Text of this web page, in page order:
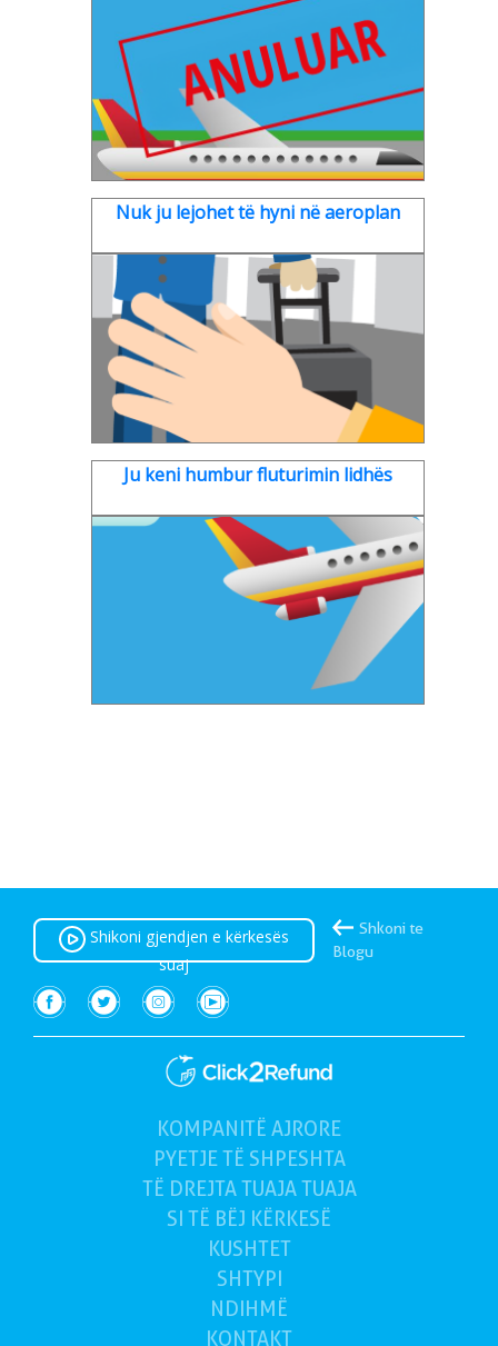
Nuk ju lejohet të hyni në aeroplan
Ju keni humbur fluturimin lidhës
Shikoni gjendjen e kërkesës
suaj
Shkoni te
Blogu
KOMPANITË AJRORE
PYETJE TË SHPESHTA(e tanishme)
TË DREJTA TUAJATUAJA
SI TË BËJ KËRKESË
KUSHTET
SHTYPI
NDIHMË
KONTAKT